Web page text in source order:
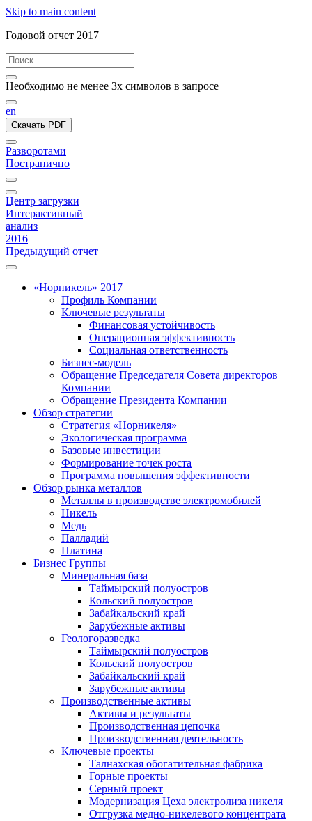
Skip to main content
Годовой отчет 2017
Необходимо не менее 3х символов в запросе
en
Скачать PDF
Разворотами
Постранично
Центр загрузки
Интерактивный
анализ
2016
Предыдущий отчет
«Норникель» 2017
Профиль Компании
Ключевые результаты
Финансовая устойчивость
Операционная эффективность
Социальная ответственность
Бизнес-модель
Обращение Председателя Совета директоров
Компании
Обращение Президента Компании
Обзор стратегии
Стратегия «Норникеля»
Экологическая программа
Базовые инвестиции
Формирование точек роста
Программа повышения эффективности
Обзор рынка металлов
Металлы в производстве электромобилей
Никель
Медь
Палладий
Платина
Бизнес Группы
Минеральная база
Таймырский полуостров
Кольский полуостров
Забайкальский край
Зарубежные активы
Геологоразведка
Таймырский полуостров
Кольский полуостров
Забайкальский край
Зарубежные активы
Производственные активы
Активы и результаты
Производственная цепочка
Производственная деятельность
Ключевые проекты
Талнахская обогатительная фабрика
Горные проекты
Серный проект
Модернизация Цеха электролиза никеля
Отгрузка медно-никелевого концентрата